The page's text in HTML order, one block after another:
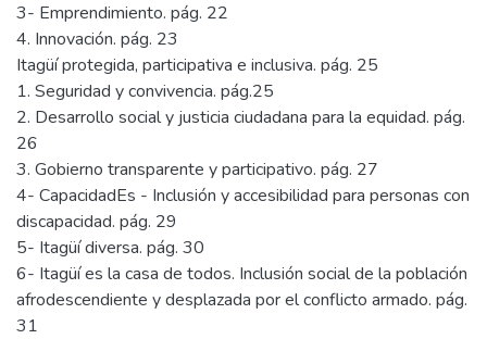
3- Emprendimiento. pág. 22
4. Innovación. pág. 23
Itagüí protegida, participativa e inclusiva. pág. 25
1. Seguridad y convivencia. pág.25
2. Desarrollo social y justicia ciudadana para la equidad. pág.
26
3. Gobierno transparente y participativo. pág. 27
4- CapacidadEs - Inclusión y accesibilidad para personas con
discapacidad. pág. 29
5- Itagüí diversa. pág. 30
6- Itagüí es la casa de todos. Inclusión social de la población
afrodescendiente y desplazada por el conflicto armado. pág.
31